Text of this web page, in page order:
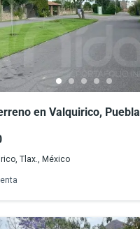
en Valquirico, Puebla
Tlax., México